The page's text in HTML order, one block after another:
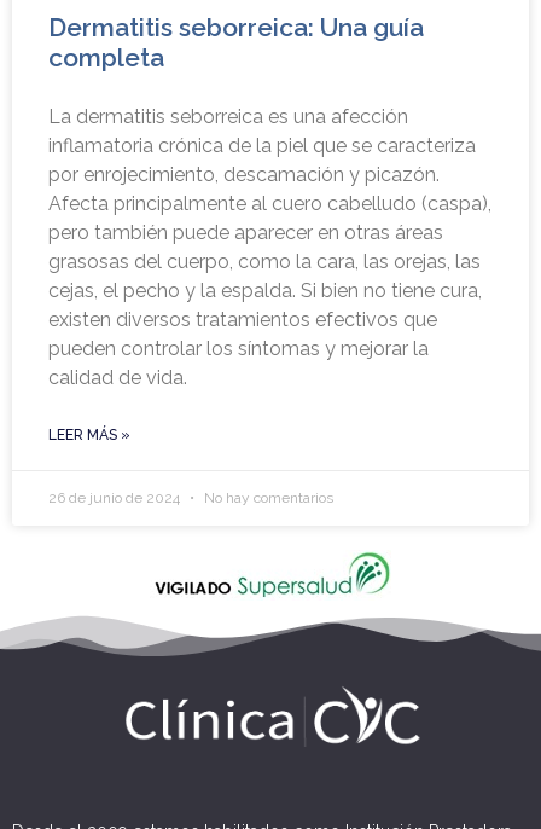
Dermatitis seborreica: Una guía
completa
La dermatitis seborreica es una afección
inflamatoria crónica de la piel que se caracteriza
por enrojecimiento, descamación y picazón.
Afecta principalmente al cuero cabelludo (caspa),
pero también puede aparecer en otras áreas
grasosas del cuerpo, como la cara, las orejas, las
cejas, el pecho y la espalda. Si bien no tiene cura,
existen diversos tratamientos efectivos que
pueden controlar los síntomas y mejorar la
calidad de vida.
LEER MÁS »
26 de junio de 2024 No hay comentarios